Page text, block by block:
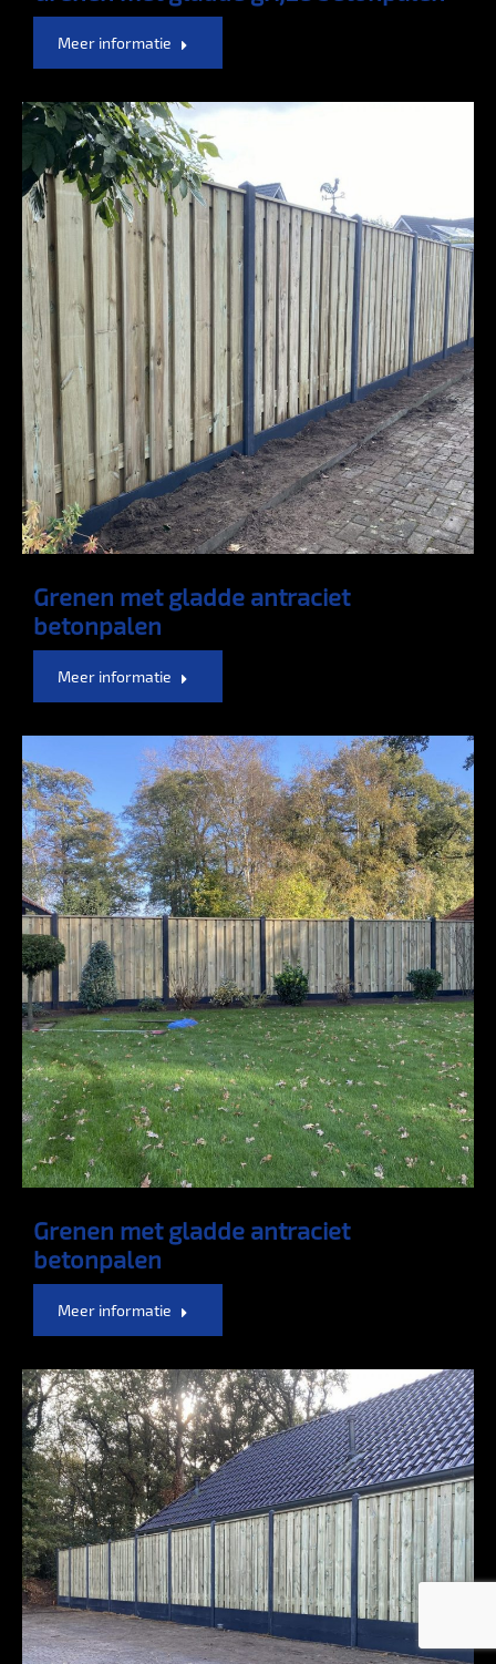
Meer informatie
Grenen met gladde antraciet
betonpalen
Meer informatie
Grenen met gladde antraciet
betonpalen
Meer informatie